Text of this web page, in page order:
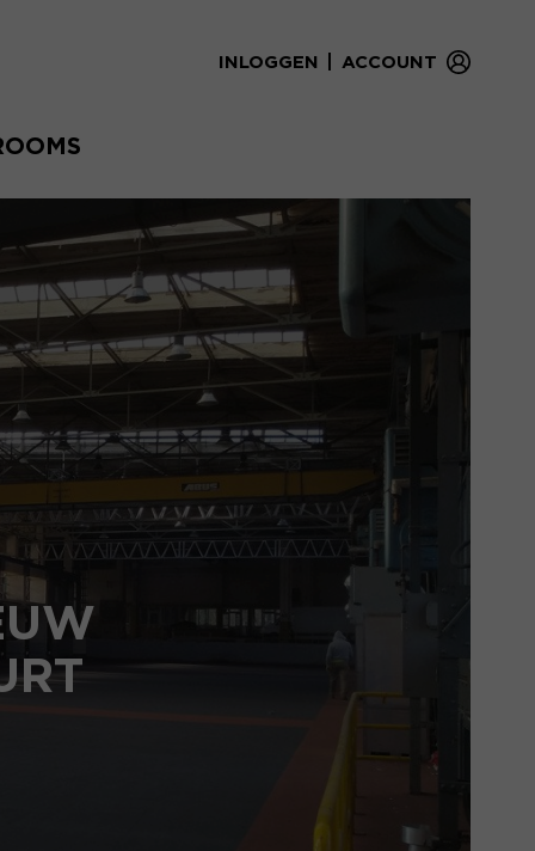
INLOGGEN ACCOUNT
VAN